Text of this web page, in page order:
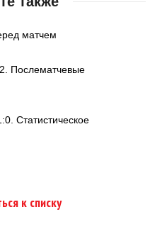
матчем
Послематчевые
Статистическое
к списку